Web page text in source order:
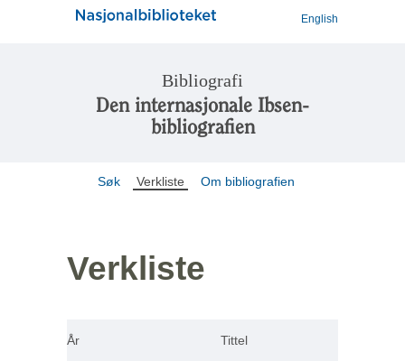
English
Bibliografi
Den internasjonale Ibsen-
bibliografien
Søk Verkliste Om bibliografien
Verkliste
År Tittel